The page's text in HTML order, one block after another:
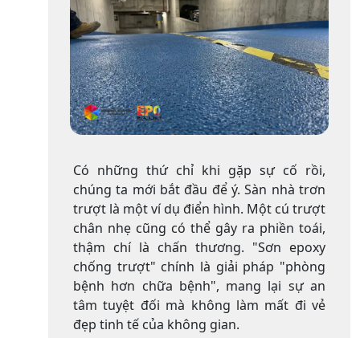
Có những thứ chỉ khi gặp sự cố rồi,
chúng ta mới bắt đầu để ý. Sàn nhà trơn
trượt là một ví dụ điển hình. Một cú trượt
chân nhẹ cũng có thể gây ra phiền toái,
thậm chí là chấn thương. "Sơn epoxy
chống trượt" chính là giải pháp "phòng
bệnh hơn chữa bệnh", mang lại sự an
tâm tuyệt đối mà không làm mất đi vẻ
đẹp tinh tế của không gian.